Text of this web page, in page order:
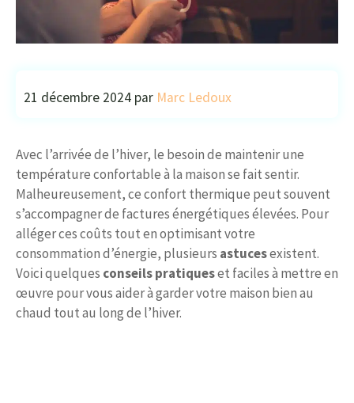
21 décembre 2024 par Marc Ledoux
Avec l’arrivée de l’hiver, le besoin de maintenir une
température confortable à la maison se fait sentir.
Malheureusement, ce confort thermique peut souvent
s’accompagner de factures énergétiques élevées. Pour
alléger ces coûts tout en optimisant votre
consommation d’énergie, plusieurs astucesexistent.
Voici quelques conseils pratiqueset faciles à mettre en
œuvre pour vous aider à garder votre maison bien au
chaud tout au long de l’hiver.